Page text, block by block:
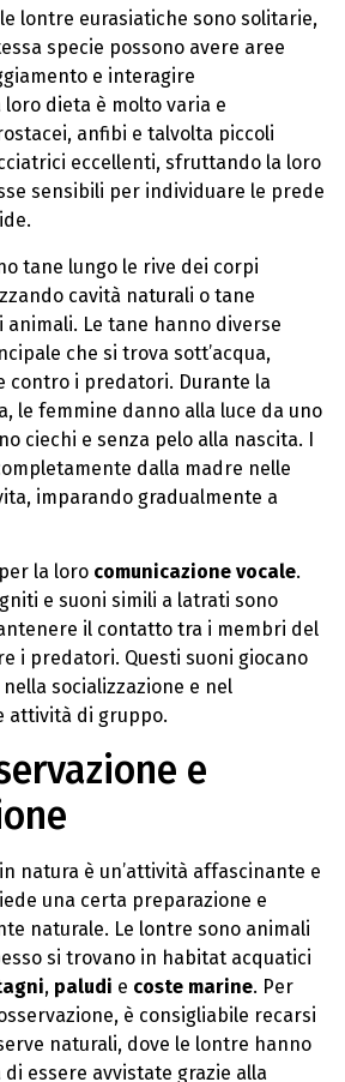
lontre eurasiatiche sono solitarie,
specie possono avere aree
e interagire
loro dieta è molto varia e
anfibi e talvolta piccoli
eccellenti, sfruttando la loro
sensibili per individuare le prede
tane lungo le rive dei corpi
cavità naturali o tane
Le tane hanno diverse
che si trova sott’acqua,
contro i predatori. Durante la
le femmine danno alla luce da uno
ciechi e senza pelo alla nascita. I
dalla madre nelle
imparando gradualmente a
la loro comunicazione vocale.
e suoni simili a latrati sono
il contatto tra i membri del
i predatori. Questi suoni giocano
socializzazione e nel
attività di gruppo.
e
in natura è un’attività affascinante e
una certa preparazione e
naturale. Le lontre sono animali
si trovano in habitat acquatici
, paludi e coste marine. Per
è consigliabile recarsi
naturali, dove le lontre hanno
essere avvistate grazie alla